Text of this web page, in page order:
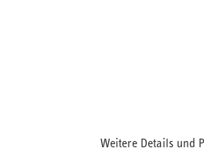
Weitere Details und